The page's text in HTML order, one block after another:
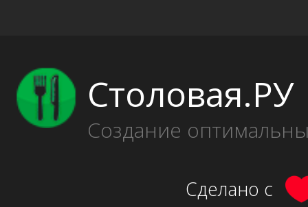
Столовая.РУ
Создание
Сделано с